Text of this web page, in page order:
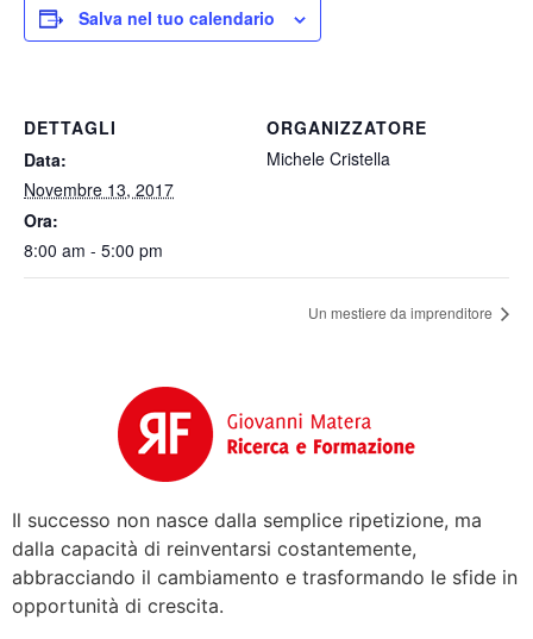
Salva nel tuo calendario
DETTAGLI
Data:
Novembre 13, 2017
Ora:
8:00 am - 5:00 pm
ORGANIZZATORE
Michele Cristella
Un mestiere da imprenditore
Il successo non nasce dalla semplice ripetizione, ma
dalla capacità di reinventarsi costantemente,
abbracciando il cambiamento e trasformando le sfide in
opportunità di crescita.